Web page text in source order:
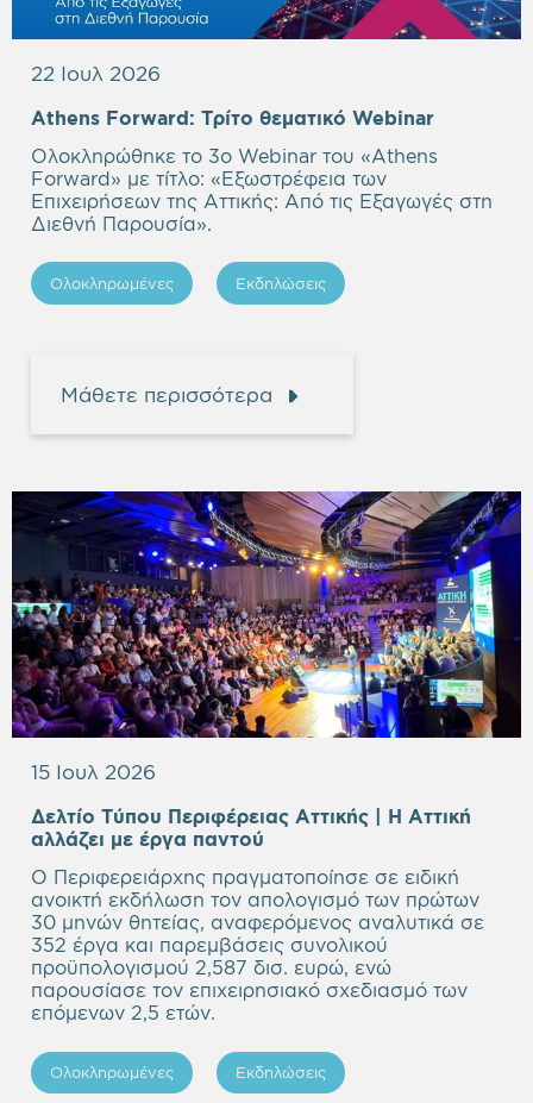
22 Ιουλ 2026
Athens Forward: Τρίτο θεματικό Webinar
Ολοκληρώθηκε το 3ο Webinar του «Athens
Forward» με τίτλο: «Εξωστρέφεια των
Επιχειρήσεων της Αττικής: Από τις Εξαγωγές στη
Διεθνή Παρουσία».
Ολοκληρωμένες Εκδηλώσεις
Μάθετε περισσότερα
15 Ιουλ 2026
Δελτίο Τύπου Περιφέρειας Αττικής | Η Αττική
αλλάζει με έργα παντού
Ο Περιφερειάρχης πραγματοποίησε σε ειδική
ανοικτή εκδήλωση τον απολογισμό των πρώτων
30 μηνών θητείας, αναφερόμενος αναλυτικά σε
352 έργα και παρεμβάσεις συνολικού
προϋπολογισμού 2,587 δισ. ευρώ, ενώ
παρουσίασε τον επιχειρησιακό σχεδιασμό των
επόμενων 2,5 ετών.
Ολοκληρωμένες Εκδηλώσεις